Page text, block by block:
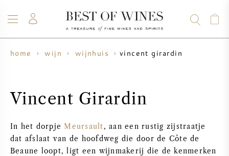
WIJN
CHAMPAGNE
WHISKY
RUM
STERKE DRANK
SALE
UW WIJN VERKOPEN
BLOG
OVER ONS
home wijn wijnhuis vincent girardin
Vincent Girardin
In het dorpjeMeursault, aan een rustig zijstraatje
dat afslaat van de hoofdweg die door de Côte de
Beaune loopt, ligt een wijnmakerij die de kenmerken